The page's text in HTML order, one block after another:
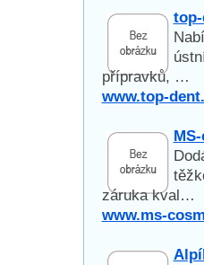
přípravků, …
www.top-
záruka kval…
www.ms-